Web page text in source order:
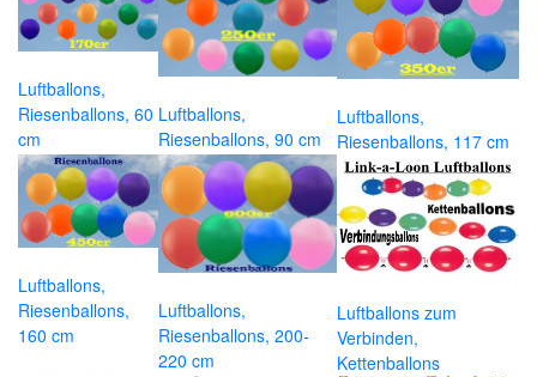
Luftballons,
Riesenballons, 60
cm
Luftballons,
Riesenballons, 90 cm
Luftballons,
Riesenballons, 117 cm
Luftballons,
Riesenballons,
160 cm
Luftballons,
Riesenballons, 200-
220 cm
Luftballons zum
Verbinden,
Kettenballons